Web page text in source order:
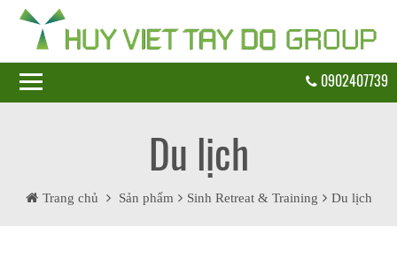
0902407739
Du lịch
Trang chủ Sản phẩm Sinh Retreat & Training Du lịch